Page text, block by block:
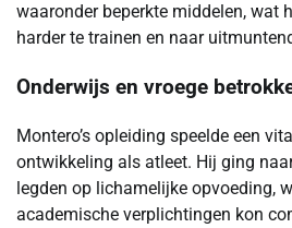
waaronder beperkte middelen, wat
harder te trainen en naar
Onderwijs en vroege
Montero’s opleiding speelde een
ontwikkeling als atleet. Hij ging
legden op lichamelijke opvoeding,
academische verplichtingen kon